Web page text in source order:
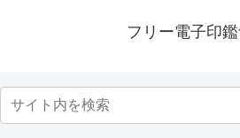
フリー電子印